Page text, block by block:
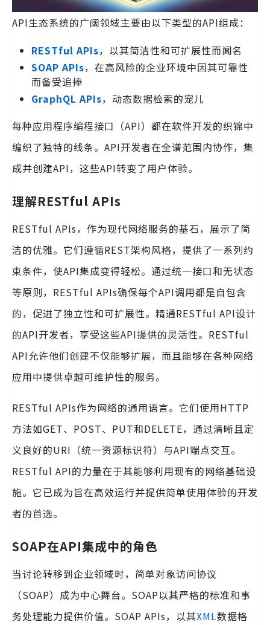
API生态系统的广阔领域主要由以下类型的API组成：
RESTful APIs，以其简洁性和可扩展性而闻名
SOAP APIs，在高风险的企业环境中因其可靠性
而备受追捧
GraphQL APIs，动态数据检索的宠儿
每种应用程序编程接口（API）都在软件开发的织锦中
编织了独特的线条。API开发者在全谱范围内协作，集
成并创建API，这些API转变了用户体验。
理解RESTful APIs
RESTful APIs，作为现代网络服务的基石，展示了简
洁的优雅。它们遵循REST架构风格，提供了一系列约
束条件，使API集成变得轻松。通过统一接口和无状态
等原则，RESTful APIs确保每个API调用都是自包含
的，促进了独立性和可扩展性。精通RESTful API设计
的API开发者，享受这些API提供的灵活性。RESTful
API允许他们创建不仅能够扩展，而且能够在各种网络
应用中提供卓越可维护性的服务。
RESTful APIs作为网络的通用语言。它们使用HTTP
方法如GET、POST、PUT和DELETE，通过清晰且定
义良好的URI（统一资源标识符）与API端点交互。
RESTful API的力量在于其能够利用现有的网络基础设
施。它已成为旨在高效运行并提供简单使用体验的开发
者的首选。
SOAP在API集成中的角色
当讨论转移到企业领域时，简单对象访问协议
（SOAP）成为中心舞台。SOAP以其严格的标准和事
务处理能力提供价值。SOAP APIs，以其XML数据格